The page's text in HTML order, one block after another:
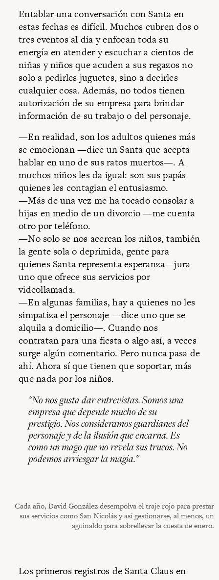
Entablar una conversación con Santa en
estas fechas es difícil. Muchos cubren dos o
tres eventos al día y enfocan toda su
energía en atender y escuchar a cientos de
niñas y niños que acuden a sus regazos no
solo a pedirles juguetes, sino a decirles
cualquier cosa. Además, no todos tienen
autorización de su empresa para brindar
información de su trabajo o del personaje.
—En realidad, son los adultos quienes más
se emocionan —dice un Santa que acepta
hablar en uno de sus ratos muertos—. A
muchos niños les da igual: son sus papás
quienes les contagian el entusiasmo.
—Más de una vez me ha tocado consolar a
hijas en medio de un divorcio —me cuenta
otro por teléfono.
—No solo se nos acercan los niños, también
la gente sola o deprimida, gente para
quienes Santa representa esperanza—jura
uno que ofrece sus servicios por
videollamada.
—En algunas familias, hay a quienes no les
simpatiza el personaje —dice uno que se
alquila a domicilio—. Cuando nos
contratan para una fiesta o algo así, a veces
surge algún comentario. Pero nunca pasa de
ahí. Ahora sí que tienen que soportar, más
que nada por los niños.
"No nos gusta dar entrevistas. Somos una
empresa que depende mucho de su
prestigio. Nos consideramos guardianes del
personaje y de la ilusión que encarna. Es
como un mago que no revela sus trucos. No
podemos arriesgar la magia."
Cada año, David González desempolva el traje rojo para prestar
sus servicios como San Nicolás y así gestionarse, al menos, un
aguinaldo para sobrellevar la cuesta de enero.
Los primeros registros de Santa Claus en